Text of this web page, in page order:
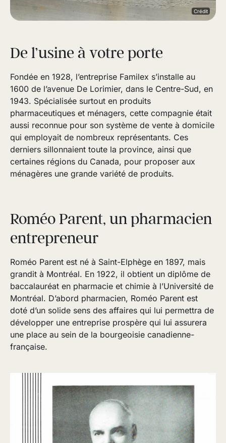
Crédit
De l’usine à votre porte
Fondée en 1928, l’entreprise Familex s’installe au
1600 de l’avenue De Lorimier, dans le Centre-Sud, en
1943. Spécialisée surtout en produits
pharmaceutiques et ménagers, cette compagnie était
aussi reconnue pour son système de vente à domicile
qui employait de nombreux représentants. Ces
derniers sillonnaient toute la province, ainsi que
certaines régions du Canada, pour proposer aux
ménagères une grande variété de produits.
Roméo Parent, un pharmacien
entrepreneur
Roméo Parent est né à Saint-Elphège en 1897, mais
grandit à Montréal. En 1922, il obtient un diplôme de
baccalauréat en pharmacie et chimie à l’Université de
Montréal. D’abord pharmacien, Roméo Parent est
doté d’un solide sens des affaires qui lui permettra de
développer une entreprise prospère qui lui assurera
une place au sein de la bourgeoisie canadienne-
française.